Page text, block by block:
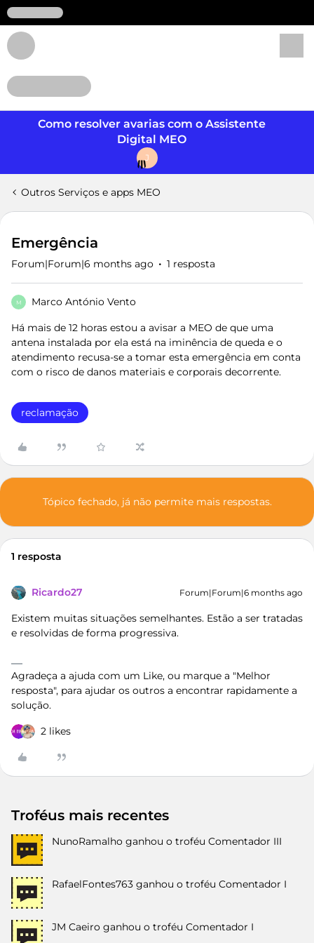
Como resolver avarias com o Assistente
Digital MEO
J
Outros Serviços e apps MEO
Emergência
Forum|Forum|6 months ago 1 resposta
M Marco António Vento
Há mais de 12 horas estou a avisar a MEO de que uma
antena instalada por ela está na iminência de queda e o
atendimento recusa-se a tomar esta emergência em conta
com o risco de danos materiais e corporais decorrente.
reclamação
Tópico fechado, já não permite mais respostas.
1 resposta
Ricardo27 Forum|Forum|6 months ago
Existem muitas situações semelhantes. Estão a ser tratadas
e resolvidas de forma progressiva.
Agradeça a ajuda com um Like, ou marque a "Melhor
resposta", para ajudar os outros a encontrar rapidamente a
solução.
2 likes
Troféus mais recentes
NunoRamalho ganhou o troféu Comentador III
RafaelFontes763 ganhou o troféu Comentador I
JM Caeiro ganhou o troféu Comentador I